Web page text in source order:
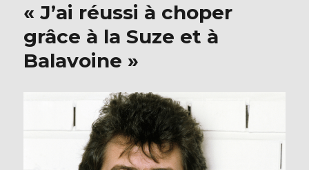
« J’ai réussi à choper
grâce à la Suze et à
Balavoine »